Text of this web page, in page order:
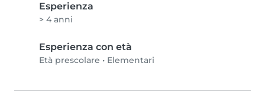
Esperienza
> 4 anni
Esperienza con età
Età prescolare • Elementari